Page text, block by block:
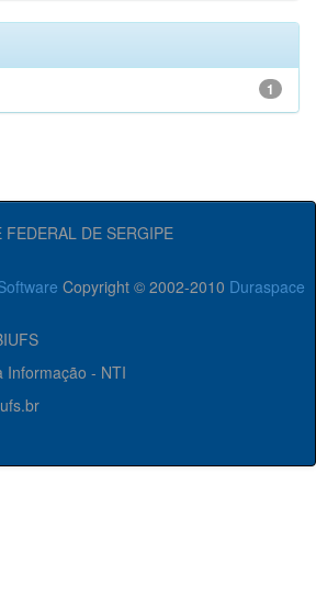
1
FEDERAL DE SERGIPE
Copyright © 2002-2010 Duraspace
Informação - NTI